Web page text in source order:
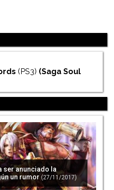
(PS3) (Saga Soul
ser anunciado la
un rumor (27/11/2017)